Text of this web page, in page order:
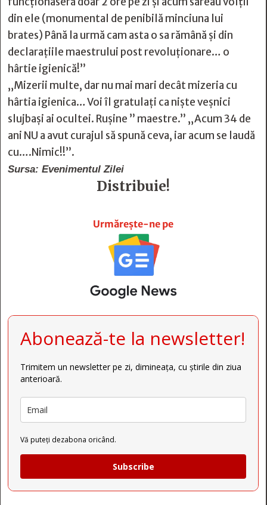
din ele (monumental de penibilă minciuna lui
brates) Până la urmă cam asta o sa rămână și din
declarațiile maestrului post revoluționare… o
hârtie igienică!”
„Mizerii multe, dar nu mai mari decât mizeria cu
hârtia igienica… Voi îl gratulați ca niște veșnici
slujbași ai ocultei. Rușine ” maestre.” „Acum 34 de
ani NU a avut curajul să spună ceva, iar acum se laudă
cu….Nimic!!”.
Sursa: Evenimentul Zilei
Distribuie!
Urmărește-ne pe
Abonează-te la newsletter!
Trimitem un newsletter pe zi, dimineața, cu știrile din ziua
anterioară.
Vă puteți dezabona oricând.
Subscribe